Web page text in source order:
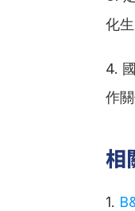
化
4.
作
相
1.